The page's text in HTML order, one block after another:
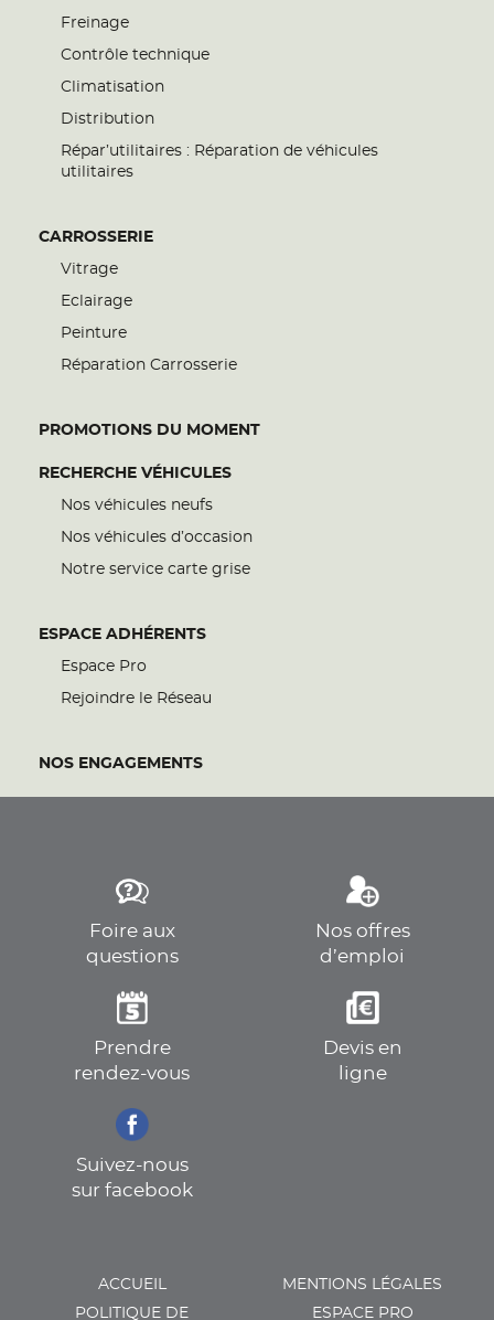
Freinage
Contrôle technique
Climatisation
Distribution
Répar’utilitaires : Réparation de véhicules
utilitaires
CARROSSERIE
Vitrage
Eclairage
Peinture
Réparation Carrosserie
PROMOTIONS DU MOMENT
RECHERCHE VÉHICULES
Nos véhicules neufs
Nos véhicules d’occasion
Notre service carte grise
ESPACE ADHÉRENTS
Espace Pro
Rejoindre le Réseau
NOS ENGAGEMENTS
Foire aux
questions
Nos offres
d’emploi
Prendre
rendez-vous
Devis en
ligne
Suivez-nous
sur facebook
ACCUEIL
MENTIONS LÉGALES
POLITIQUE DE
ESPACE PRO